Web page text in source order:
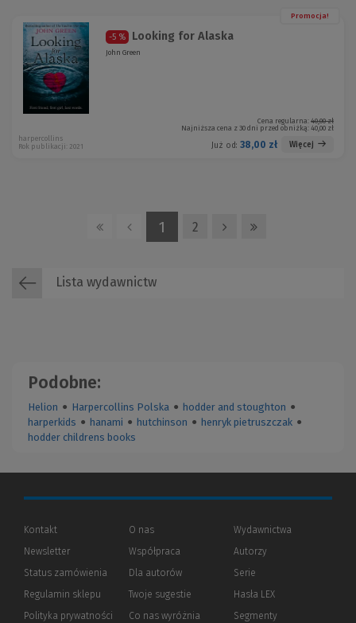
Promocja!
-5 % Looking for Alaska
John Green
Cena regularna: 40,00 zł
Najniższa cena z 30 dni przed obniżką: 40,00 zł
Już od: 38,00 zł Więcej
harpercollins
Rok publikacji: 2021
1 2
Lista wydawnictw
Podobne:
Helion ● Harpercollins Polska ● hodder and stoughton ●
harperkids ● hanami ● hutchinson ● henryk pietruszczak ●
hodder childrens books
Kontakt
Newsletter
Status zamówienia
Regulamin sklepu
Polityka prywatności (Nowe
(Link
O nas
Współpraca
Dla autorów(Nowe
(Link
innej
strony)
Twoje sugestie
Co nas wyróżnia
Wydawnictwa
Autorzy
Serie
Hasła LEX
Segmenty